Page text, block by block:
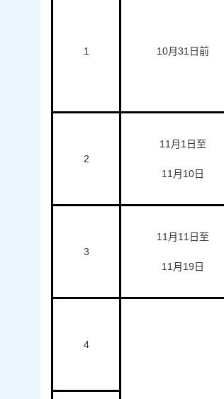
1 10月31日前
2
11月1日至
11月10日
3
11月11日至
11月19日
4